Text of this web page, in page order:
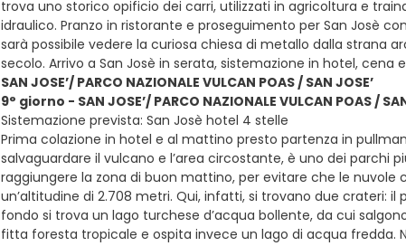
trova uno storico opificio dei carri, utilizzati in agricoltura e
idraulico. Pranzo in ristorante e proseguimento per San Josè
sarà possibile vedere la curiosa chiesa di metallo dalla strana
secolo. Arrivo a San Josè in serata, sistemazione in hotel, cena
SAN JOSE’/ PARCO NAZIONALE VULCAN POAS / SAN JOSE’
9° giorno - SAN JOSE’/ PARCO NAZIONALE VULCAN POAS /
Sistemazione prevista: San Josè hotel 4 stelle
Prima colazione in hotel e al mattino presto partenza in
salvaguardare il vulcano e l’area circostante, è uno dei parchi
raggiungere la zona di buon mattino, per evitare che le
un’altitudine di 2.708 metri. Qui, infatti, si trovano due crateri:
fondo si trova un lago turchese d’acqua bollente, da cui
fitta foresta tropicale e ospita invece un lago di acqua fredda.